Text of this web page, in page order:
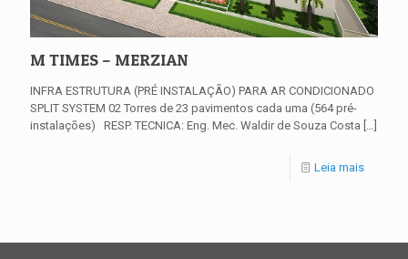
M TIMES – MERZIAN
INFRA ESTRUTURA (PRÉ INSTALAÇÃO) PARA AR CONDICIONADO
SPLIT SYSTEM 02 Torres de 23 pavimentos cada uma (564 pré-
instalações) RESP. TECNICA: Eng. Mec. Waldir de Souza Costa
Leia mais